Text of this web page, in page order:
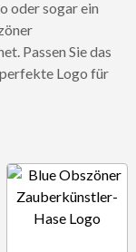
oder sogar ein
Passen Sie das
perfekte Logo für